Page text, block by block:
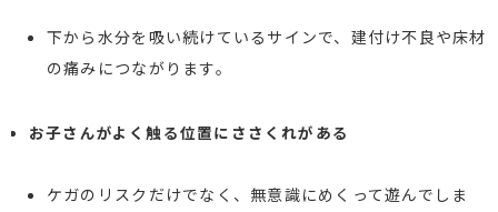
下から水分を吸い続けているサインで、建付け不良や床材
の痛みにつながります。
お子さんがよく触る位置にささくれがある
ケガのリスクだけでなく、無意識にめくって遊んでしま